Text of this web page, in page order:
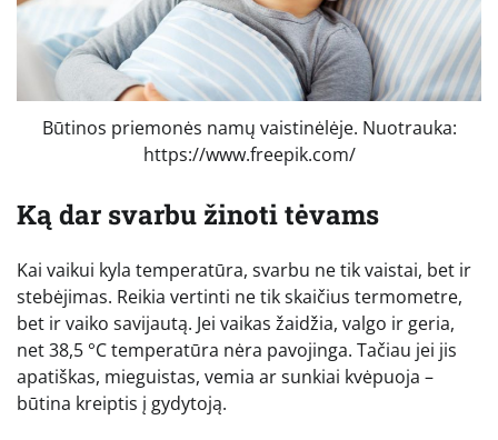
Būtinos priemonės namų vaistinėlėje. Nuotrauka:
https://www.freepik.com/
Ką dar svarbu žinoti tėvams
Kai vaikui kyla temperatūra, svarbu ne tik vaistai, bet ir
stebėjimas. Reikia vertinti ne tik skaičius termometre,
bet ir vaiko savijautą. Jei vaikas žaidžia, valgo ir geria,
net 38,5 °C temperatūra nėra pavojinga. Tačiau jei jis
apatiškas, mieguistas, vemia ar sunkiai kvėpuoja –
būtina kreiptis į gydytoją.